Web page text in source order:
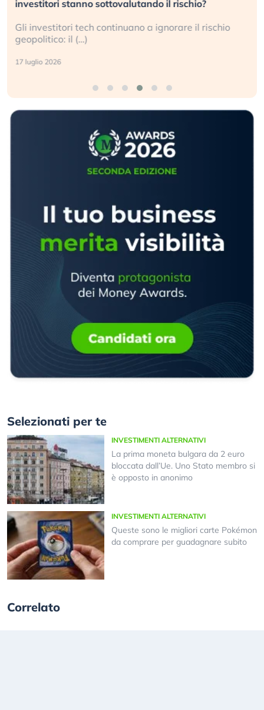
investitori stanno sottovalutando il rischio?
Gli investitori tech continuano a ignorare il rischio
geopolitico: il (…)
17 luglio 2026
Selezionati per te
INVESTIMENTI ALTERNATIVI
La prima moneta bulgara da 2 euro
bloccata dall’Ue. Uno Stato membro si
è opposto in anonimo
INVESTIMENTI ALTERNATIVI
Queste sono le migliori carte Pokémon
da comprare per guadagnare subito
Correlato